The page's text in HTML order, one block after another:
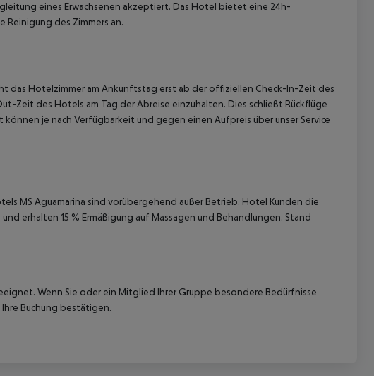
eines Erwachsenen akzeptiert. Das Hotel bietet eine 24h-
Reinigung des Zimmers an.
das Hotelzimmer am Ankunftstag erst ab der offiziellen Check-In-Zeit des
Zeit des Hotels am Tag der Abreise einzuhalten. Dies schließt Rückflüge
je nach Verfügbarkeit und gegen einen Aufpreis über unser Service
MS Aguamarina sind vorübergehend außer Betrieb. Hotel Kunden die
erhalten 15 % Ermäßigung auf Massagen und Behandlungen. Stand
Wenn Sie oder ein Mitglied Ihrer Gruppe besondere Bedürfnisse
Buchung bestätigen.